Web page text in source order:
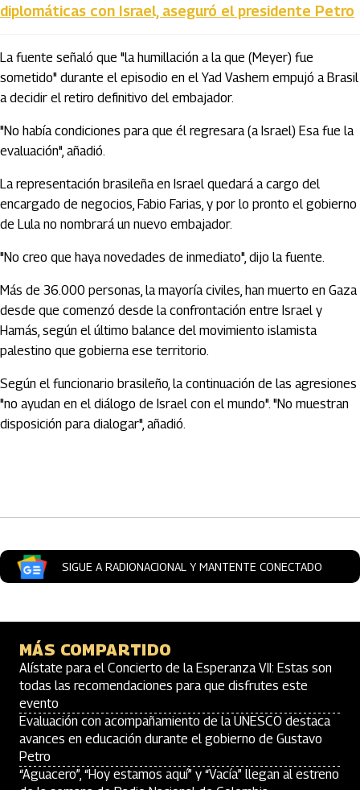
diplomáticas con Israel, aseguró el presidente Petro
La fuente señaló que "la humillación a la que (Meyer) fue
sometido" durante el episodio en el Yad Vashem empujó a Brasil
a decidir el retiro definitivo del embajador.
"No había condiciones para que él regresara (a Israel) Esa fue la
evaluación", añadió.
La representación brasileña en Israel quedará a cargo del
encargado de negocios, Fabio Farias, y por lo pronto el gobierno
de Lula no nombrará un nuevo embajador.
"No creo que haya novedades de inmediato", dijo la fuente.
Más de 36.000 personas, la mayoría civiles, han muerto en Gaza
desde que comenzó desde la confrontación entre Israel y
Hamás, según el último balance del movimiento islamista
palestino que gobierna ese territorio.
Según el funcionario brasileño, la continuación de las agresiones
"no ayudan en el diálogo de Israel con el mundo". "No muestran
disposición para dialogar", añadió.
SIGUE A RADIONACIONAL Y MANTENTE CONECTADO
MÁS COMPARTIDO
Alístate para el Concierto de la Esperanza VII: Estas son
todas las recomendaciones para que disfrutes este
evento
Evaluación con acompañamiento de la UNESCO destaca
avances en educación durante el gobierno de Gustavo
Petro
“Aguacero”, “Hoy estamos aquí” y “Vacía” llegan al estreno